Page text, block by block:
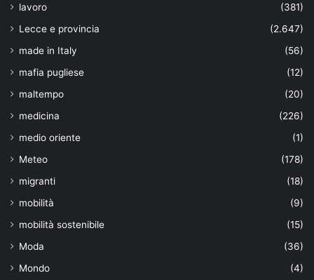
lavoro
(381)
Lecce e provincia
(2.647)
made in Italy
(56)
mafia pugliese
(12)
maltempo
(20)
medicina
(226)
medio oriente
(1)
Meteo
(178)
migranti
(18)
mobilità
(9)
mobilità sostenibile
(15)
Moda
(36)
Mondo
(4)